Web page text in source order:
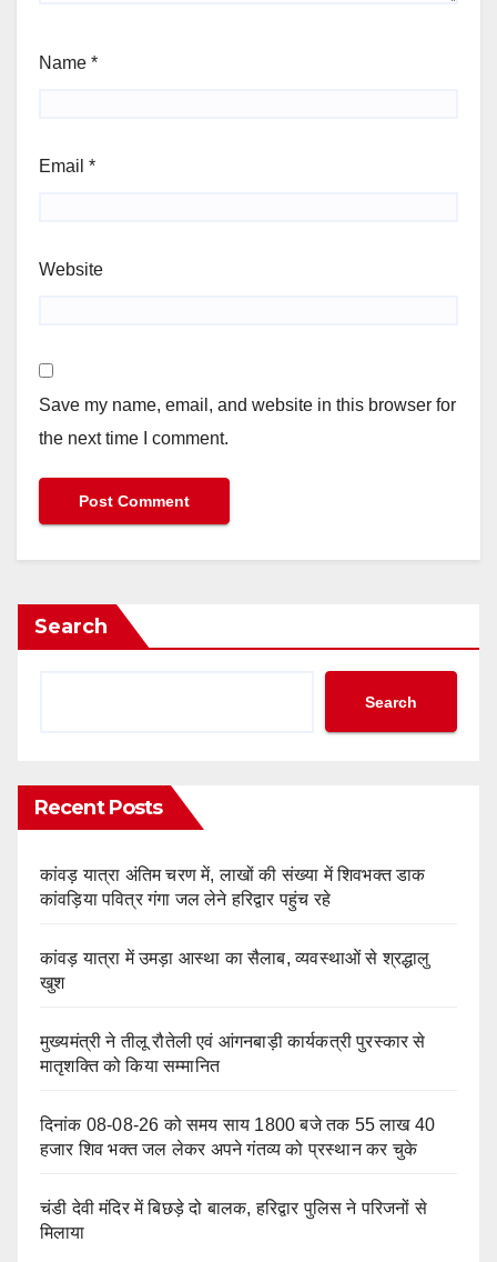
Name *
Email *
Website
Save my name, email, and website in this browser for
the next time I comment.
Search
Search
Recent Posts
कांवड़ यात्रा अंतिम चरण में, लाखों की संख्या में शिवभक्त डाक
कांवड़िया पवित्र गंगा जल लेने हरिद्वार पहुंच रहे
कांवड़ यात्रा में उमड़ा आस्था का सैलाब, व्यवस्थाओं से श्रद्धालु
खुश
मुख्यमंत्री ने तीलू रौतेली एवं आंगनबाड़ी कार्यकत्री पुरस्कार से
मातृशक्ति को किया सम्मानित
दिनांक 08-08-26 को समय साय 1800 बजे तक 55 लाख 40
हजार शिव भक्त जल लेकर अपने गंतव्य को प्रस्थान कर चुके
चंडी देवी मंदिर में बिछड़े दो बालक, हरिद्वार पुलिस ने परिजनों से
मिलाया